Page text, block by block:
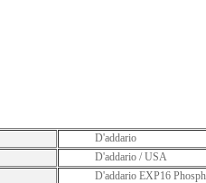
D'addario
D'addario / USA
D'addario EXP16